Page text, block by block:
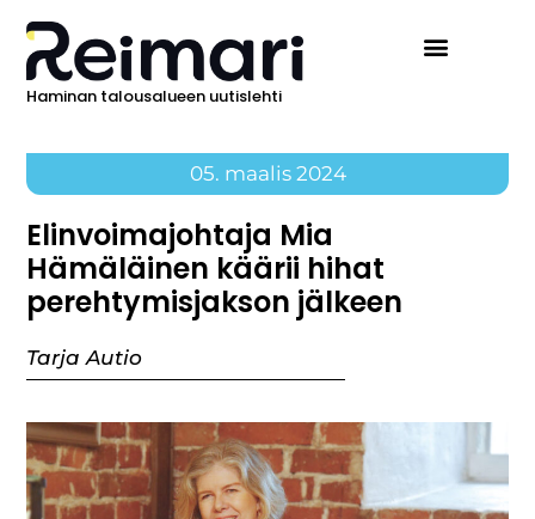
Haminan talousalueen uutislehti
05. maalis 2024
Elinvoimajohtaja Mia
Hämäläinen käärii hihat
perehtymisjakson jälkeen
Tarja Autio